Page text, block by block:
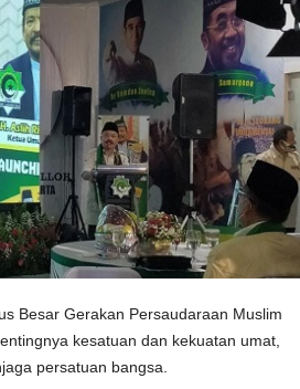
Besar Gerakan Persaudaraan Muslim
kesatuan dan kekuatan umat,
persatuan bangsa.